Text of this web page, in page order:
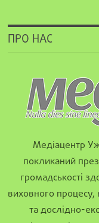
ПРО НАС
Медіацентр
покликаний
громадськості
виховного процесу,
та дослідно-